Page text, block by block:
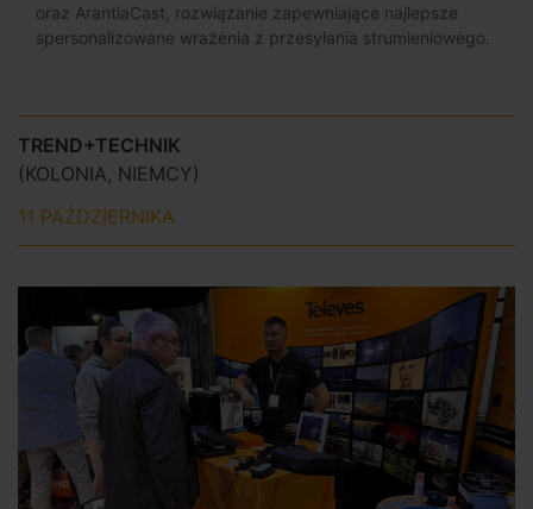
oraz ArantiaCast, rozwiązanie zapewniające najlepsze
spersonalizowane wrażenia z przesyłania strumieniowego.
TREND+TECHNIK
(KOLONIA, NIEMCY)
11 PAŹDZIERNIKA